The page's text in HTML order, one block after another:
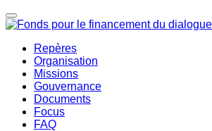
Repères
Organisation
Missions
Gouvernance
Documents
Focus
FAQ